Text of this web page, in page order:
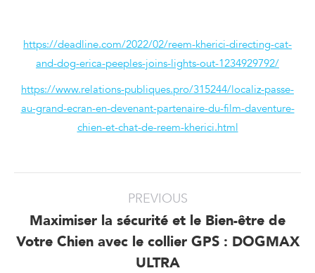
https://deadline.com/2022/02/reem-kherici-directing-cat-
and-dog-erica-peeples-joins-lights-out-1234929792/
https://www.relations-publiques.pro/315244/localiz-passe-
au-grand-ecran-en-devenant-partenaire-du-film-daventure-
chien-et-chat-de-reem-kherici.html
navigation
PREVIOUS
Previous
post:
Maximiser la sécurité et le Bien-être de
Votre Chien avec le collier GPS : DOGMAX
ULTRA